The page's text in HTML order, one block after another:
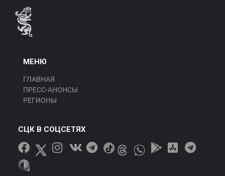
МЕНЮ
ГЛАВНАЯ
ПРЕСС-АНОНСЫ
РЕГИОНЫ
СЦК В СОЦСЕТЯХ